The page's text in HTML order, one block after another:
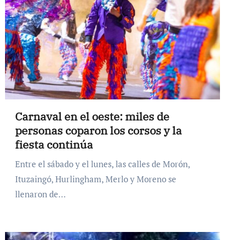
Carnaval en el oeste: miles de
personas coparon los corsos y la
fiesta continúa
Entre el sábado y el lunes, las calles de Morón,
Ituzaingó, Hurlingham, Merlo y Moreno se
llenaron de…